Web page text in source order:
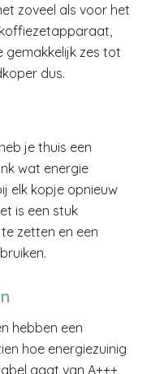
zoveel als voor het
gemakkelijk zes tot
dus.
je thuis een
wat energie
elk kopje opnieuw
is een stuk
zetten en een
hebben een
hoe energiezuinig
gaat van A+++